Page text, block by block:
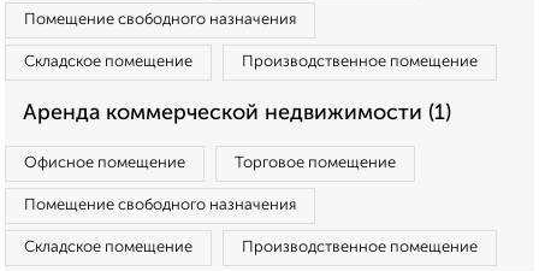
Помещение свободного назначения
Складское помещение Производственное помещение
Аренда коммерческой недвижимости (1)
Офисное помещение Торговое помещение
Помещение свободного назначения
Складское помещение Производственное помещение